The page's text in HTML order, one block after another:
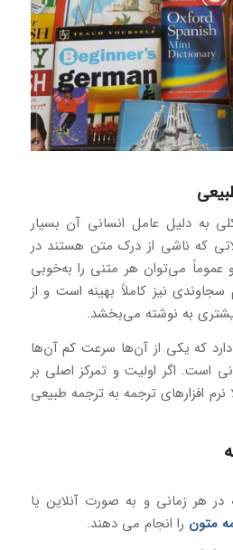
به دلیل عامل انسانی آن بسیار
که ناشی از درک متن هستند در
عموماً می‌توان هر متنی را به‌خوبی
سجاوندی نیز کاملاً بهینه است و از
به نوشته می‌بخشد.
که یکی از آن‌ها سرعت کم آن‌ها
است. اگر اولیت و تمرکز اصلی بر
افزارهای ترجمه به ترجمه طبیعی
در هر زمانی و به‌ صورت آنلاین یا
متون را انجام می دهند.